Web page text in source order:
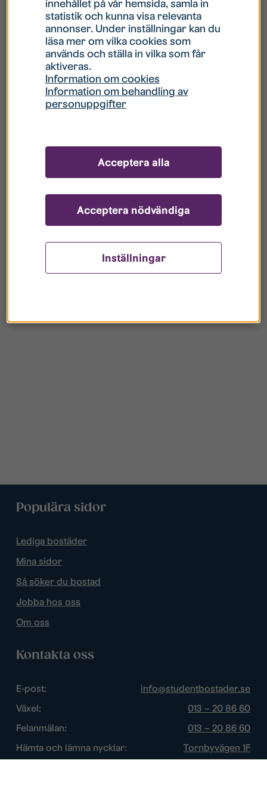
Hur gör jag om mitt konto är låst?
Hur gör jag när jag glömt mitt lösenord?
Vad innebär Gästkonto/Gästanvändare?
Populära sidor
Lediga bostäder
Mina sidor
Så söker du bostad
Jobba hos oss
Om oss
Kontakta oss
E-post:
info@studentbostader.se
Växel:
013 – 20 86 60
Felanmälan:
013 – 20 86 60
Hämta och lämna nycklar:
Tornbyvägen 1F
innehållet på vår hemsida, samla in
statistik och kunna visa relevanta
annonser. Under inställningar kan du
läsa mer om vilka cookies som
används och ställa in vilka som får
aktiveras.
Information om cookies
Information om behandling av
personuppgifter
Inställningar
Acceptera nödvändiga
Acceptera alla